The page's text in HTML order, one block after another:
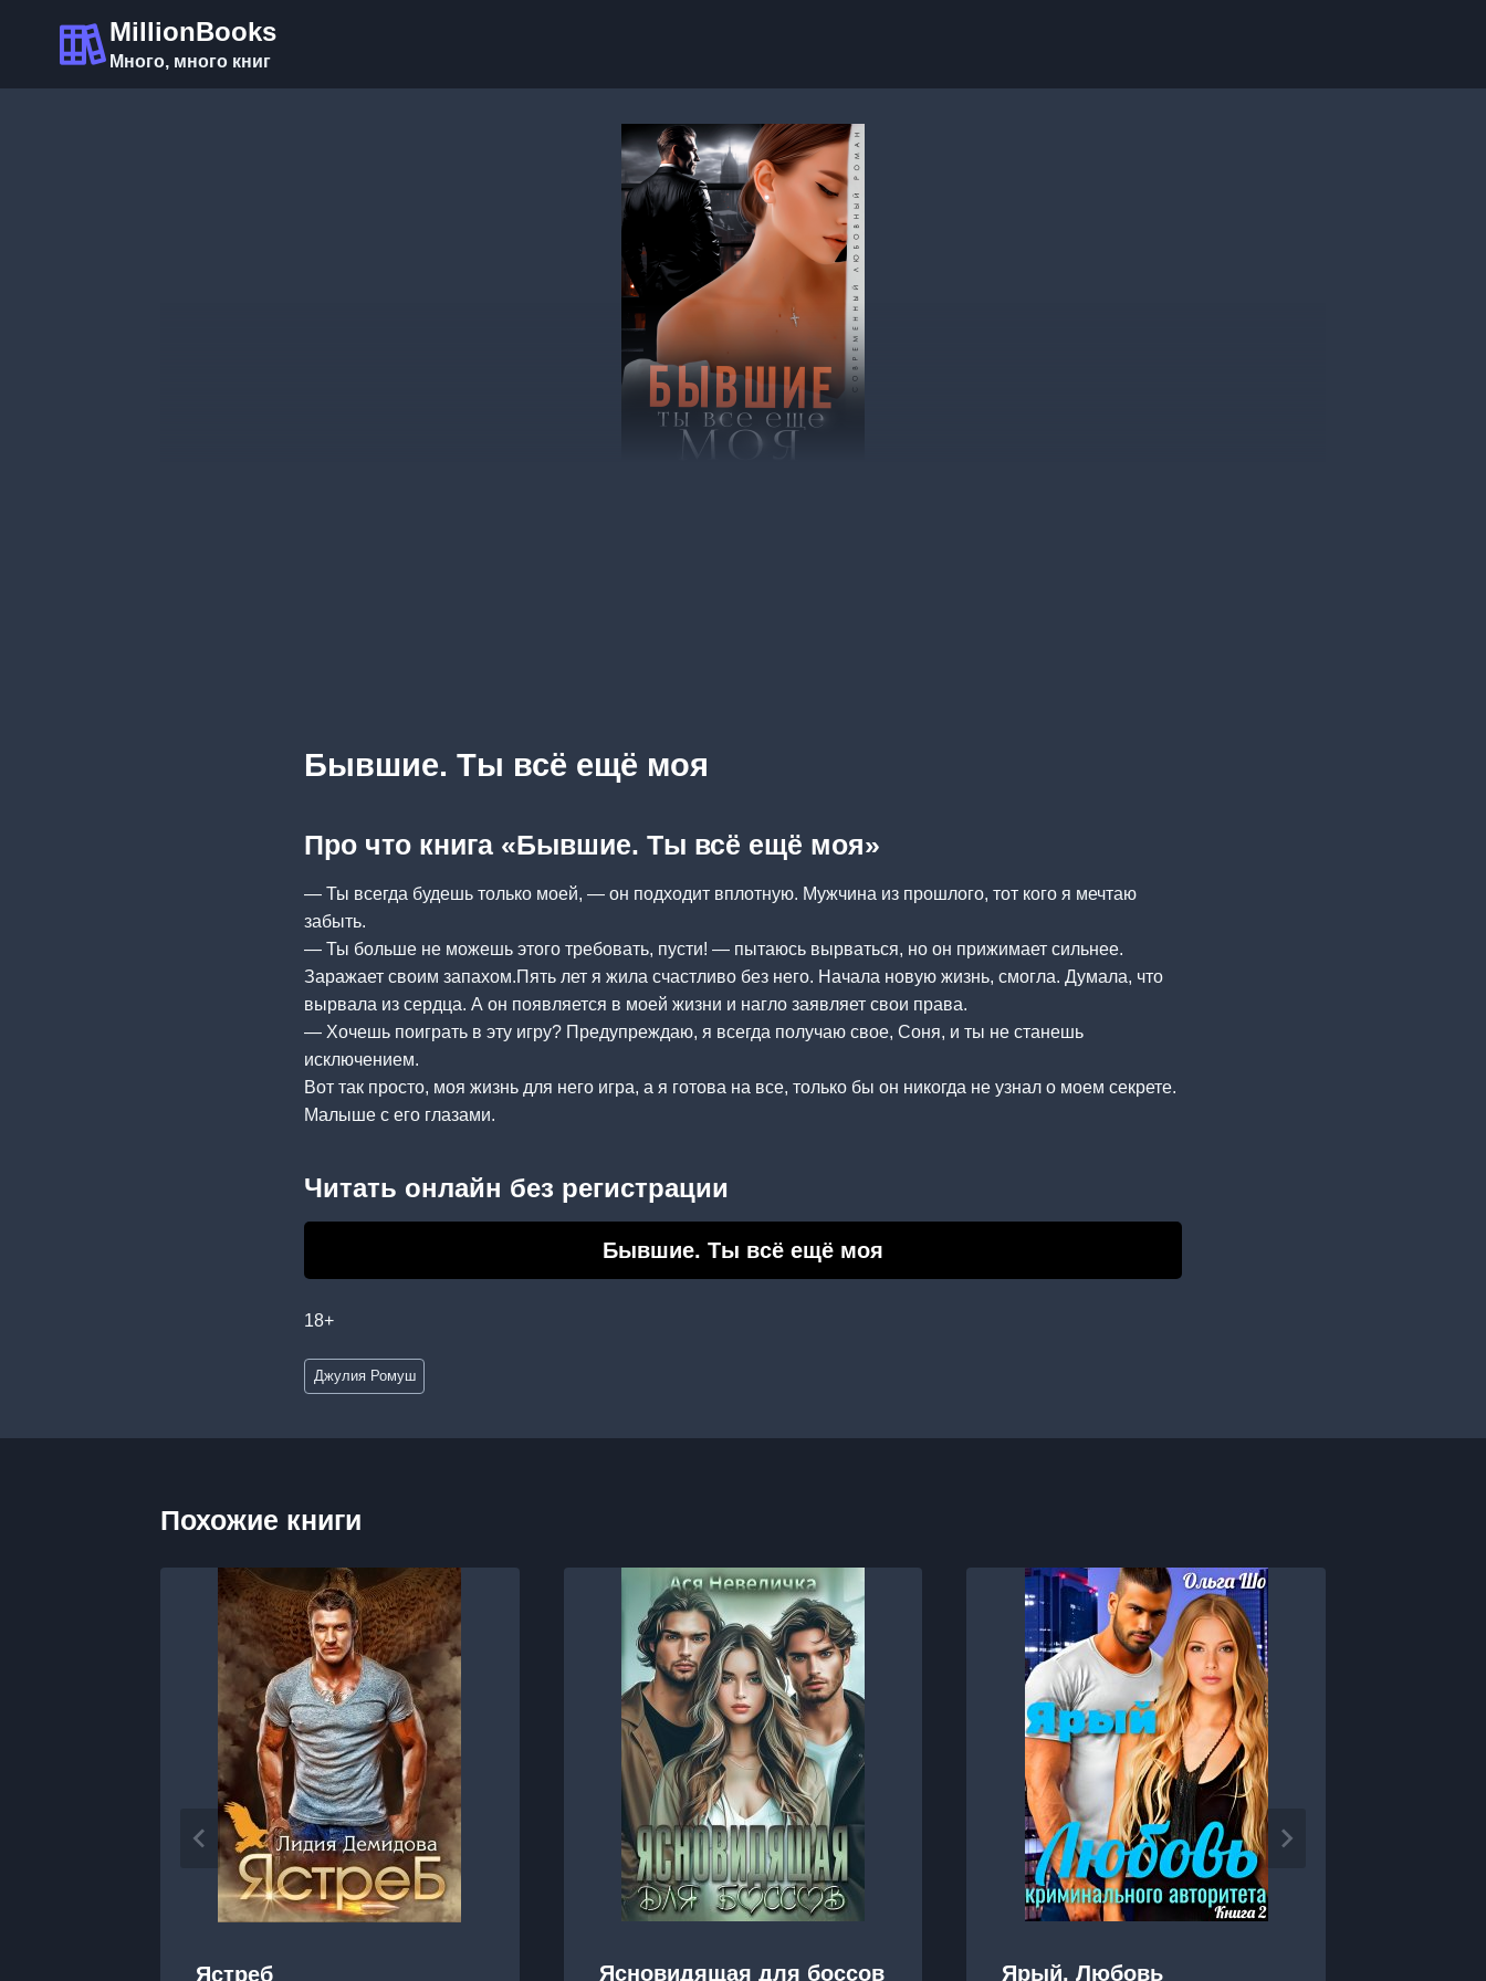
содержимому
MillionBooks
Много, много книг
Бывшие. Ты всё ещё моя
Про что книга «Бывшие. Ты всё ещё моя»
— Ты всегда будешь только моей, — он подходит вплотную. Мужчина из прошлого, тот кого я мечтаю
забыть.
— Ты больше не можешь этого требовать, пусти! — пытаюсь вырваться, но он прижимает сильнее.
Заражает своим запахом.Пять лет я жила счастливо без него. Начала новую жизнь, смогла. Думала, что
вырвала из сердца. А он появляется в моей жизни и нагло заявляет свои права.
— Хочешь поиграть в эту игру? Предупреждаю, я всегда получаю свое, Соня, и ты не станешь
исключением.
Вот так просто, моя жизнь для него игра, а я готова на все, только бы он никогда не узнал о моем секрете.
Малыше с его глазами.
Читать онлайн без регистрации
Бывшие. Ты всё ещё моя
18+
Метки
записи:
Джулия Ромуш
Похожие книги
Ястреб Ясновидящая для боссов Ярый. Любовь